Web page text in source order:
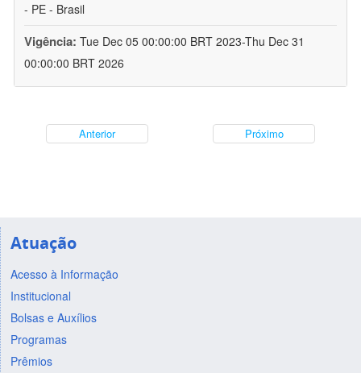
- PE - Brasil
Vigência: Tue Dec 05 00:00:00 BRT 2023-Thu Dec 31
00:00:00 BRT 2026
Anterior Próximo
Atuação
Acesso à Informação
Institucional
Bolsas e Auxílios
Programas
Prêmios